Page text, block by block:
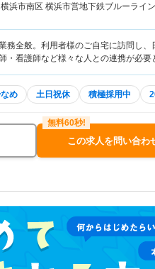
浜市南区 横浜市営地下鉄ブルーライ
務全般。利用者様のご自宅に訪問し
・看護師など様々な人との連携が必
め 土日祝休 積極採用中
この求人を問い合わ